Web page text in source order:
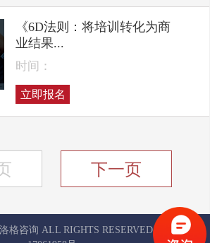
《6D法则：将培训转化为商
业结果...
时间：
立即报名
下一页
格咨询 ALL RIGHTS RESERVED
京ICP备